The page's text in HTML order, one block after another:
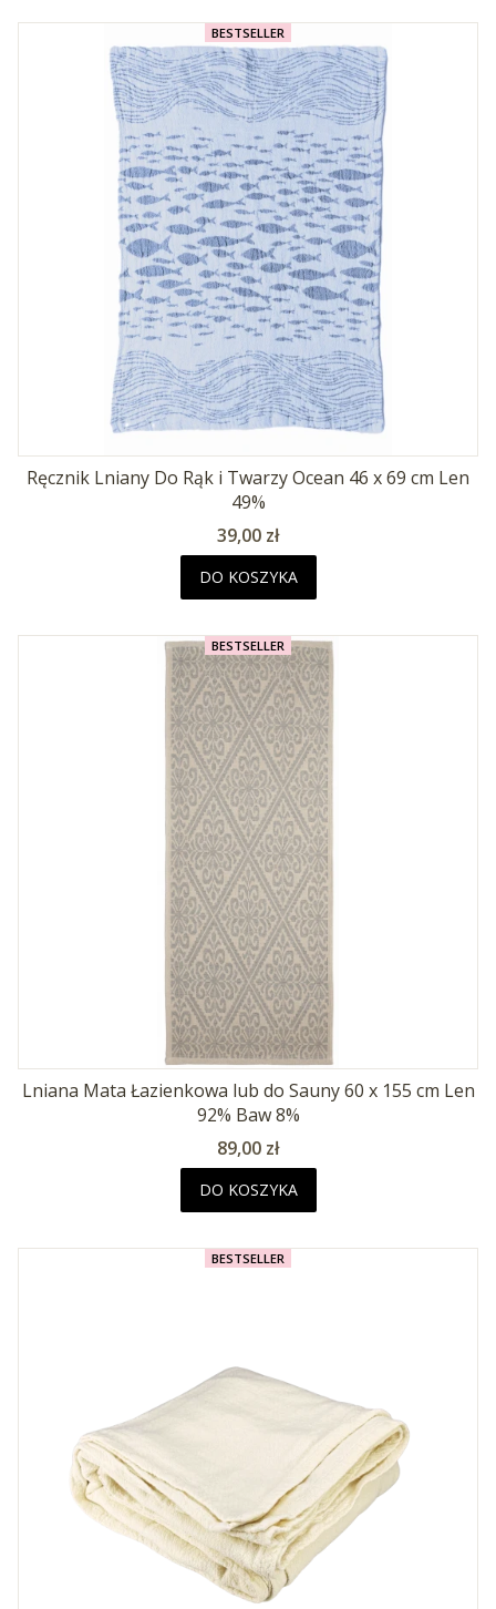
BESTSELLER
Ręcznik Lniany Do Rąk i Twarzy Ocean 46 x 69 cm Len
49%
Cena
39,00 zł
DO KOSZYKA
BESTSELLER
Lniana Mata Łazienkowa lub do Sauny 60 x 155 cm Len
92% Baw 8%
Cena
89,00 zł
DO KOSZYKA
BESTSELLER